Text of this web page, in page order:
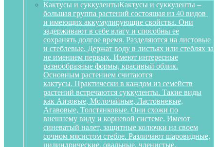
Кактусы и суккулентыКактусы и суккуленты –
большая группа растений состоящая из 40 видов
и имеющих аккумулирующие свойства. Они
задерживают в себе влагу и способны ее
сохранять долгое время. Разделяются на листовые
и стеблевые. Держат воду в листьях или стеблях за
не имением первых. Имеют интересные
разнообразные формы, красивый облик.
Основным растением считаются
кактусы. Практически в каждом из семейств
растений встречаются суккуленты. Такие виды
как Аизовые, Молочайные, Ластовневые,
Агавовые, Толстянковые. Они схожи по
внешнему виду и корневой системе. Имеют
синеватый налет, защитные колючки на своем
сочном мясистом стебле. Различают шаровидные,
цилиндрические, овальные, членистые,